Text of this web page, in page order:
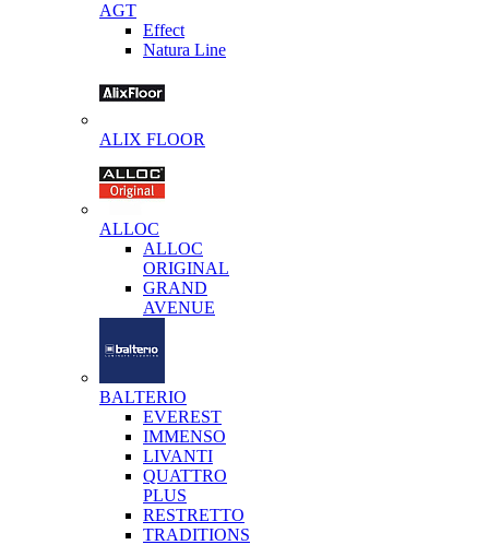
AGT
Effect
Natura Line
ALIX FLOOR
ALLOC
ALLOC
ORIGINAL
GRAND
AVENUE
BALTERIO
EVEREST
IMMENSO
LIVANTI
QUATTRO
PLUS
RESTRETTO
TRADITIONS